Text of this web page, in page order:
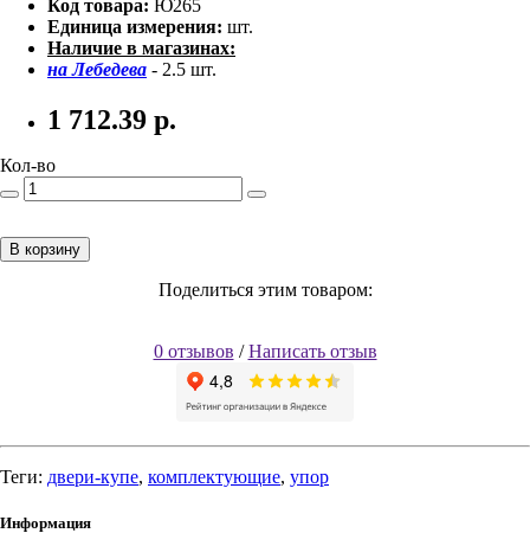
Код товара: Ю265
Единица измерения: шт.
Наличие в магазинах:
на Лебедева - 2.5 шт.
1 712.39 р.
Кол-во
В корзину
Поделиться этим товаром:
0 отзывов /Написать отзыв
Теги: двери-купе, комплектующие, упор
Информация